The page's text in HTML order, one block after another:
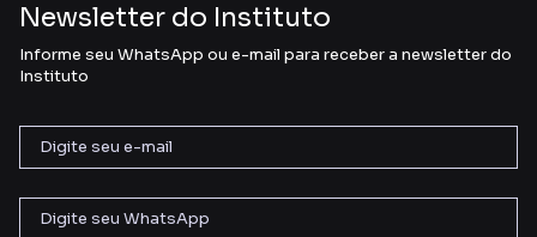
Newsletter do Instituto
Informe seu WhatsApp ou e-mail para receber a newsletter do
Instituto